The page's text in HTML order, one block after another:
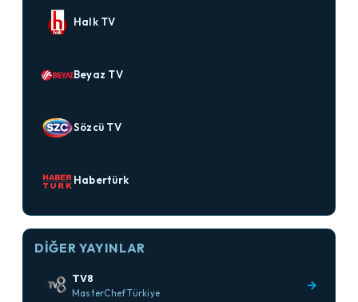
Halk TV
Beyaz TV
Sözcü TV
Habertürk
DIĞER YAYINLAR
TV8
MasterChef Türkiye
→